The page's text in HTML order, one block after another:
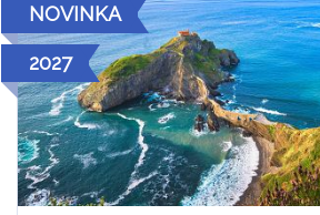
NOVINKA
2027